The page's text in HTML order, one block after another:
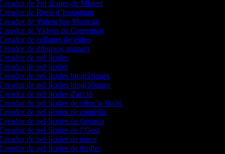
de Pel·lícules de Misteri
de Reels d’Instagram
de Videoclips Musicals
de Vídeos de Comentari
de collages de vídeo
de dibuixos animats
de pel·lícules
de pel·lícules
de pel·lícules biogràfiques
de pel·lícules biogràfiques
de pel·lícules d'acció
de pel·lícules de ciència-ficció
de pel·lícules de comèdia
de pel·lícules de fantasia
de pel·lícules de l’Oest
de pel·lícules de terror
de pel·lícules de thriller